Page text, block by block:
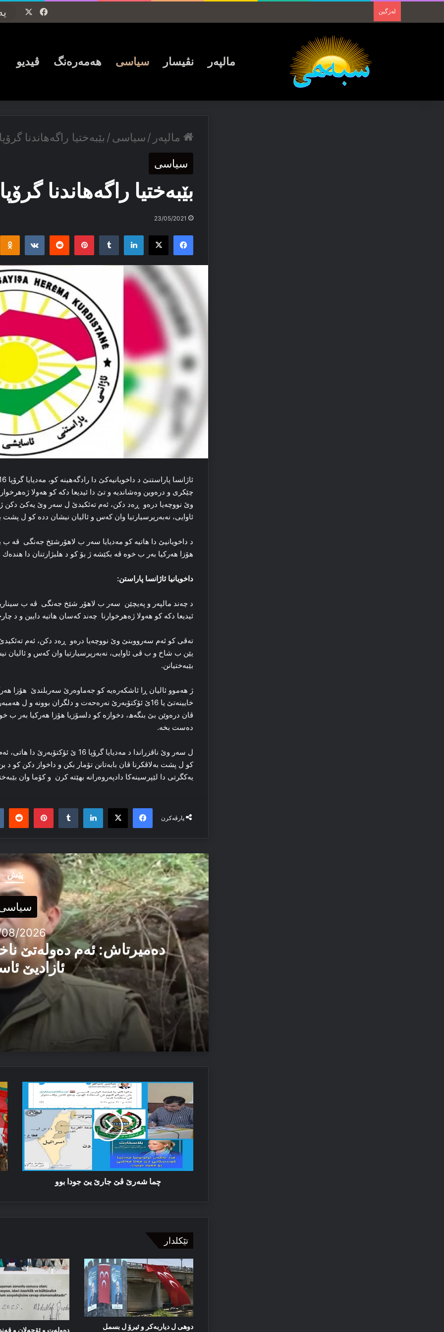
لەزگین Facebook
مالپەر نڤیسار سیاسی ھەمەرەنگ ڤیدیو
مالپەر /سیاسی/ بێبەختیا راگەھاندنا گرۆپا 16ێ ئۆكتۆبەرێ
سیاسی
بێبەختیا راگەھاندنا گرۆپا 16ێ ئۆكتۆبەرێ
23/05/2021
Facebook
X
LinkedIn
Tumblr
Pinterest
Reddit
چێكری و دره‌وین وه‌شاندیه‌ و تێ دا ئیدیعا دكە كو هه‌ولا
وێ نووچەیا درەو ڕه‌د دکن، ئه‌م ته‌ئكیدێ ل سەر وێ یەكێ
ئاوایی، نه‌به‌رپرسیارتیا وان که‌س و ئالیان نیشان دده‌ کو ل پشت
د داخویانیێ دا هاتیه‌ كو مه‌دیایا سه‌ر ب لاهۆرشێخ جەنگی ڤه‌ ب
هۆزا هه‌رکیا به‌ر ب خوه‌ ڤە بكێشە ژ بۆ كو د هلبژارتنان دا‌
داخویانیا ئاژانسا پاراستن:
د چه‌ند مالپەر و پەیچێن سه‌ر ب لاهۆر شێخ جەنگی ڤه‌ ب
ئیدیعا دكە کو هه‌ولا ژه‌ھرخوارنا چه‌ند که‌سان هاتیه‌ دایین و د
ته‌ڤی کو ئه‌م سەرووبنێ وێ نووچەیا درەو ڕه‌د دکن، ئه‌م
یێن ب شاخ و ب ڤی ئاوایی، نه‌به‌رپرسیارتیا وان که‌س و ئالیان
بێبه‌ختیانن.
ژ هه‌موو ئالیان ڕا‌ ئاشکه‌ره‌یه‌ کو جه‌ماوه‌رێ سه‌ربلندێ هۆزا
خایینه‌تێ یا 16ێ ئۆكتۆبەرێ نەرەحەت و دلگران بوونە
ڤان دره‌وێن بێ بنگه‌ھ، دخوازە کو دلسۆزیا هۆزا هه‌رکیا به‌ر ب
ده‌ست بخه‌.
ل سه‌ر وێ ناڤزراندا د مه‌دیایا
کو ل پشت به‌لاڤکرنا ڤان بابه‌تانن تۆمار بکن و داخواز دکن کو د
یه‌کگرتی دا لێپرسینه‌کا‌ دادپه‌روه‌رانه‌ بھێتە كرن و کۆما وان
پارڤەکرن
Facebook
X
LinkedIn
Tumblr
پێش
2026
دەمیرتاش: ئەم دەولەتێ
ئازادیێ
06/08/2026
دەمیرتاش: ئەم دەولەتێ ناخوازن دەولەت ل پێشییا
پەیاما سەرۆک نێچیرڤان بارزانی د سالڤەگەرا جینۆساییداچما
شەرێ
ڤێ
جارێ
یێ
جودا
بوو
چما شەرێ ڤێ جارێ یێ جودا بوو
و
و
تێکلدار
دوهی ل دیاربەکر و ئیرۆ ل بسمل دەولەت و ئۆجەلان و